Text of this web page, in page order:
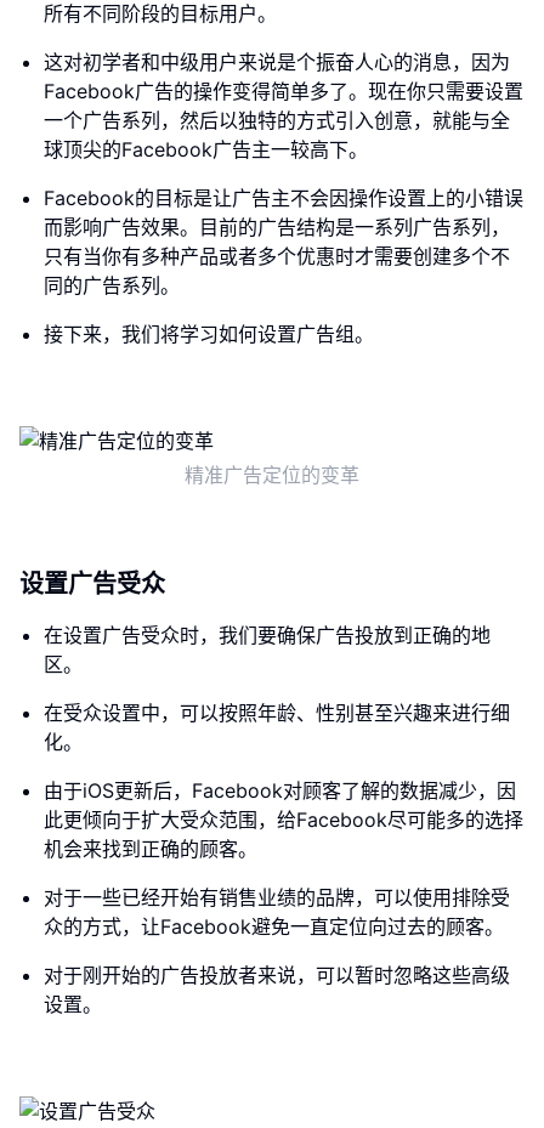
所有不同阶段的目标用户。
这对初学者和中级用户来说是个振奋人心的消息，因为
Facebook广告的操作变得简单多了。现在你只需要设置
一个广告系列，然后以独特的方式引入创意，就能与全
球顶尖的Facebook广告主一较高下。
Facebook的目标是让广告主不会因操作设置上的小错误
而影响广告效果。目前的广告结构是一系列广告系列，
只有当你有多种产品或者多个优惠时才需要创建多个不
同的广告系列。
接下来，我们将学习如何设置广告组。
精准广告定位的变革
设置广告受众
在设置广告受众时，我们要确保广告投放到正确的地
区。
在受众设置中，可以按照年龄、性别甚至兴趣来进行细
化。
由于iOS更新后，Facebook对顾客了解的数据减少，因
此更倾向于扩大受众范围，给Facebook尽可能多的选择
机会来找到正确的顾客。
对于一些已经开始有销售业绩的品牌，可以使用排除受
众的方式，让Facebook避免一直定位向过去的顾客。
对于刚开始的广告投放者来说，可以暂时忽略这些高级
设置。